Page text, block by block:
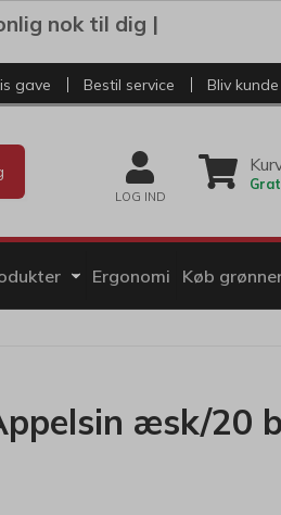
nok til dig |
gave Bestil service Bliv kunde
LOG IND
Ergonomi Køb
æsk/20